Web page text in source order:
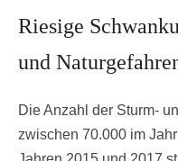
Riesige
und
Die Anzahl der Sturm-
zwischen 70.000 im